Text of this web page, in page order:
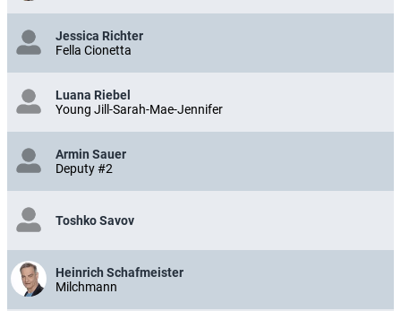
Jessica Richter
Fella Cionetta
Luana Riebel
Young Jill-Sarah-Mae-Jennifer
Armin Sauer
Deputy #2
Toshko Savov
Heinrich Schafmeister
Milchmann